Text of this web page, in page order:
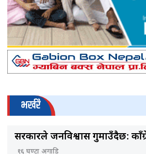
भर्खरै
सरकारले जनविश्वास गुमाउँदैछ:
१६ घण्टा अगाडि